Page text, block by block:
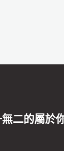
二的屬於